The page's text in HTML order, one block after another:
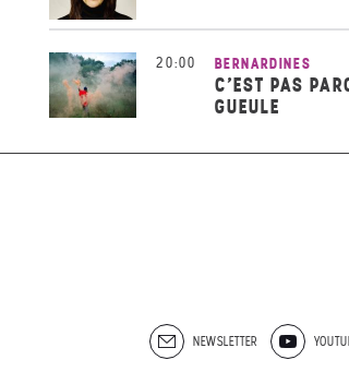
20:00 BERNARDINES
C’EST PAS
GUEULE
NEWSLETTER